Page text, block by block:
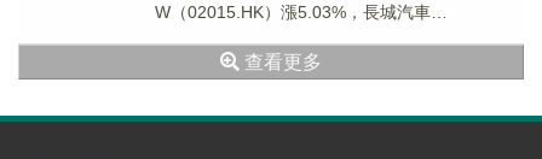
W（02015.HK）漲5.03%，長城汽車
查看更多